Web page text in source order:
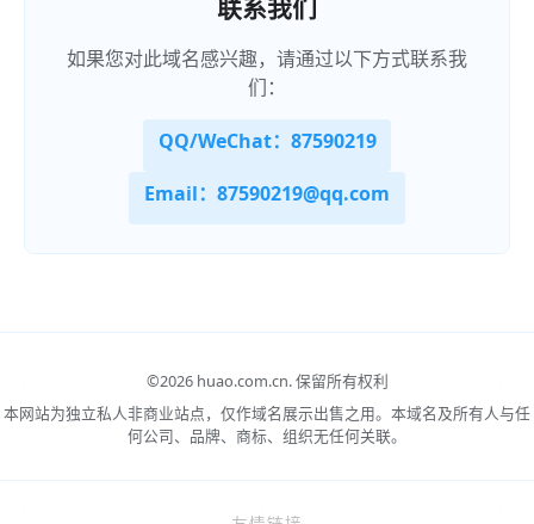
联系我们
如果您对此域名感兴趣，请通过以下方式联系我
们：
QQ/WeChat：87590219
Email：87590219@qq.com
©2026 huao.com.cn.保留所有权利
本网站为独立私人非商业站点，仅作域名展示出售之用。本域名及所有人与任
何公司、品牌、商标、组织无任何关联。